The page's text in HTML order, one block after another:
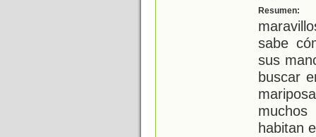
Resumen:
sabe
sus
buscar
habitan